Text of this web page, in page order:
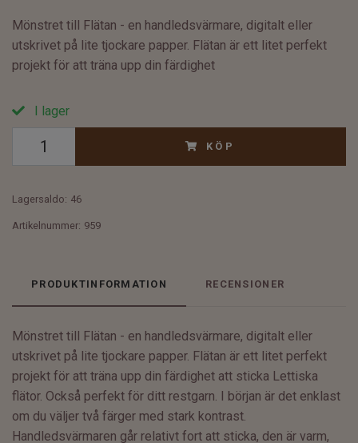
Mönstret till Flätan - en handledsvärmare, digitalt eller
utskrivet på lite tjockare papper. Flätan är ett litet perfekt
projekt för att träna upp din färdighet
I lager
KÖP
Lagersaldo: 46
Artikelnummer: 959
PRODUKTINFORMATION RECENSIONER
Mönstret till Flätan - en handledsvärmare, digitalt eller
utskrivet på lite tjockare papper. Flätan är ett litet perfekt
projekt för att träna upp din färdighet att sticka Lettiska
flätor. Också perfekt för ditt restgarn. I början är det enklast
om du väljer två färger med stark kontrast.
Handledsvärmaren går relativt fort att sticka, den är varm,